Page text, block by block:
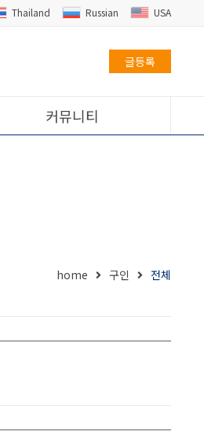
Thailand Russian USA
글등록
커뮤니티
home 구인 전체